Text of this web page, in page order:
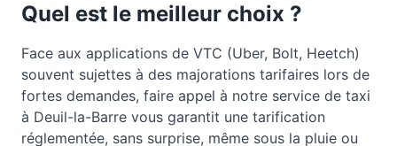
Quel est le meilleur choix ?
Face aux applications de VTC (Uber, Bolt, Heetch)
souvent sujettes à des majorations tarifaires lors de
fortes demandes, faire appel à notre service de taxi
à Deuil-la-Barre vous garantit une tarification
réglementée, sans surprise, même sous la pluie ou